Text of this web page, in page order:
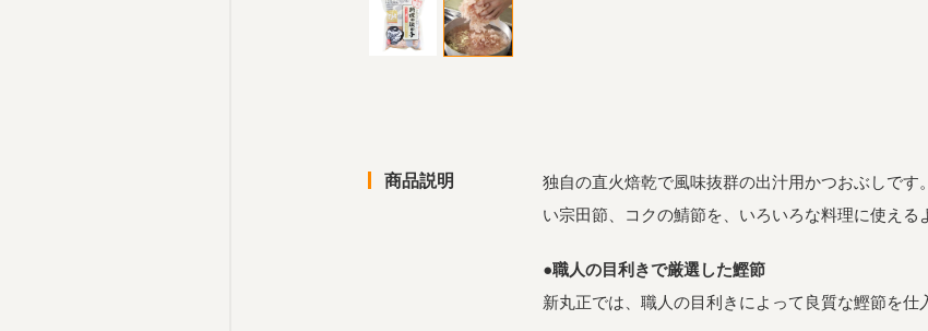
商品説明
独自の直火焙乾で風味抜群の出汁用かつおぶしで
い宗田節、コクの鯖節を、いろいろな料理に使える
●職人の目利きで厳選した鰹節
新丸正では、職人の目利きによって良質な鰹節を仕